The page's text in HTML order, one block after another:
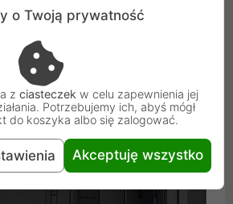
i wysokości 180 mm (w trybie
z największymi kartami z serii
o Twoją prywatność
z ciasteczek w celu zapewnienia jej
Potrzebujemy ich, abyś mógł
do koszyka albo się zalogować.
Akceptuję wszystko